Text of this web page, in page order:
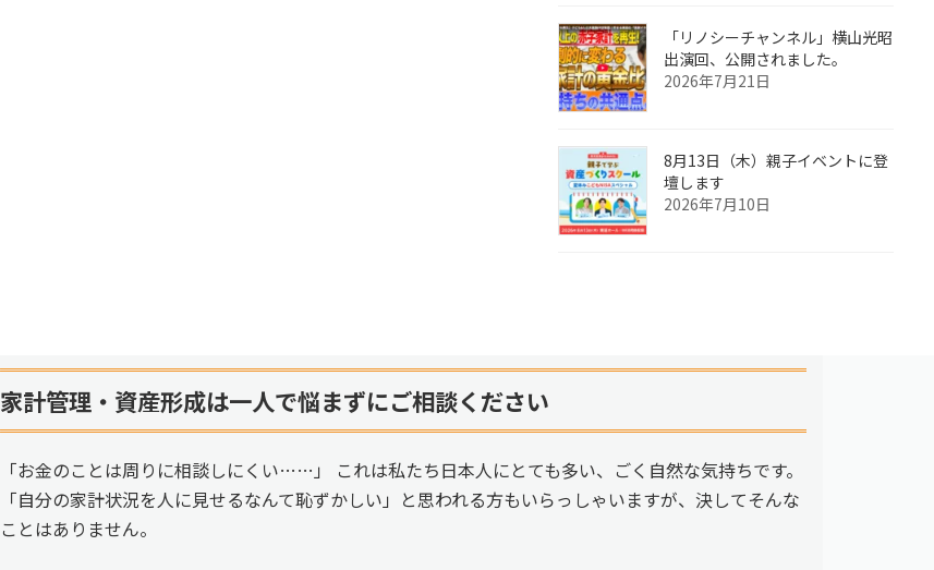
「リノシーチャンネル」横山光昭
出演回、公開されました。
2026年7月21日
8月13日（木）親子イベントに登
壇します
2026年7月10日
家計管理・資産形成は一人で悩まずにご相談ください
「お金のことは周りに相談しにくい……」 これは私たち日本人にとても多い、ごく自然な気持ちです。
「自分の家計状況を人に見せるなんて恥ずかしい」と思われる方もいらっしゃいますが、決してそんな
ことはありません。